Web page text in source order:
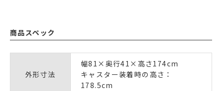
商品スペック
外形寸法
幅81×奥行41×高さ174cm
キャスター装着時の高さ：
178.5cm